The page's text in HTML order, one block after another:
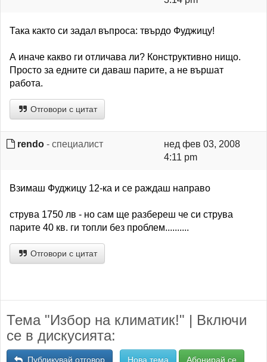
Така както си задал въпроса: твърдо Фуджицу!
А иначе какво ги отличава ли? Конструктивно нищо.
Просто за едните си даваш парите, а не вършат
работа.
Отговори с цитат
rendo - специалист
нед фев 03, 2008
4:11 pm
Взимаш Фуджицу 12-ка и се раждаш направо
струва 1750 лв - но сам ще разбереш че си струва
парите 40 кв. ги топли без проблем..........
Отговори с цитат
Тема "Избор на климатик!" | Включи
се в дискусията:
Публикувай отговор Нова тема Абонирай се